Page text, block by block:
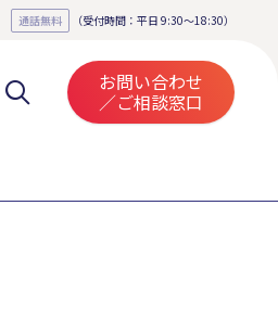
通話無料 （受付時間：平日 9:30～18:30）
お問い合わせ
／ご相談窓口